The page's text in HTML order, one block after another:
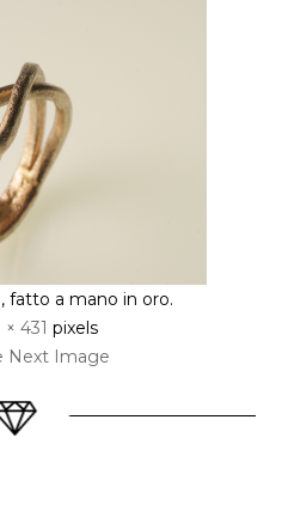
fatto a mano in oro.
431 pixels
Next Image